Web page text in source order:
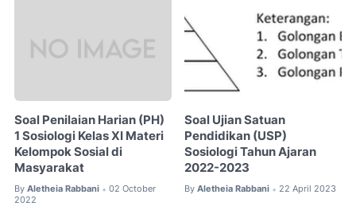
Soal Penilaian Harian (PH)
1 Sosiologi Kelas XI Materi
Kelompok Sosial di
Masyarakat
By Aletheia Rabbani • 02 October
2022
Soal Ujian Satuan
Pendidikan (USP)
Sosiologi Tahun Ajaran
2022-2023
By Aletheia Rabbani • 22 April 2023